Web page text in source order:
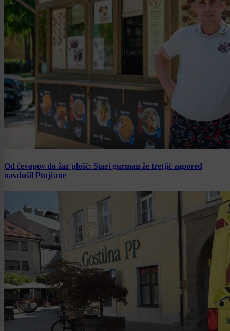
Od čevapov do žar plošč: Stari gurman že tretjič zapored
navdušil Ptujčane